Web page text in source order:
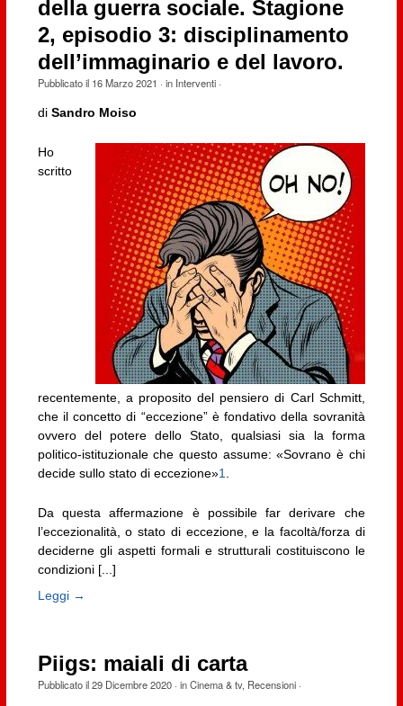
della guerra sociale. Stagione
2, episodio 3: disciplinamento
dell’immaginario e del lavoro.
Pubblicato il 16 Marzo 2021 · in Interventi·
di Sandro Moiso
Ho
scritto
recentemente, a proposito del pensiero di Carl Schmitt,
che il concetto di “eccezione” è fondativo della sovranità
ovvero del potere dello Stato, qualsiasi sia la forma
politico-istituzionale che questo assume: «Sovrano è chi
decide sullo stato di eccezione»1.
Da questa affermazione è possibile far derivare che
l’eccezionalità, o stato di eccezione, e la facoltà/forza di
deciderne gli aspetti formali e strutturali costituiscono le
condizioni [...]
Leggi →
Piigs: maiali di carta
Pubblicato il29 Dicembre 2020· inCinema & tv, Recensioni·